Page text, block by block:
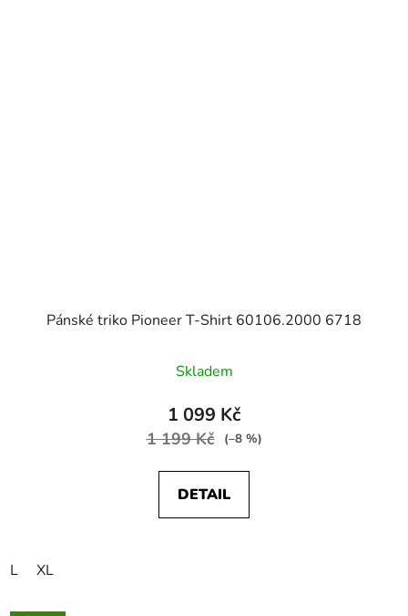
Pánské triko Pioneer T-Shirt 60106.2000 6718
Skladem
1 099 Kč
1 199 Kč (–8 %)
DETAIL
L XL